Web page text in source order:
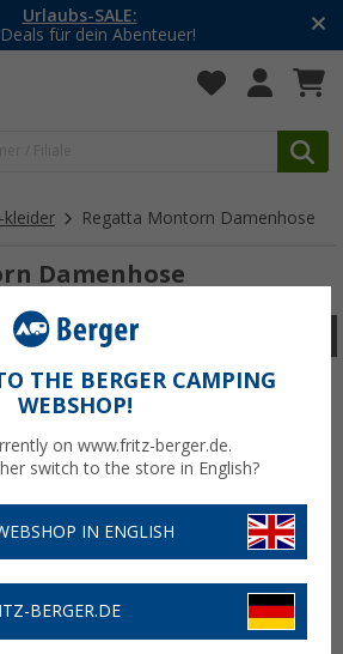
Urlaubs-SALE:
für dein Abenteuer!
Regatta Montorn Damenhose
Damenhose
THE BERGER CAMPING
WEBSHOP!
on www.fritz-berger.de.
switch to the store in English?
IN ENGLISH
BERGER.DE